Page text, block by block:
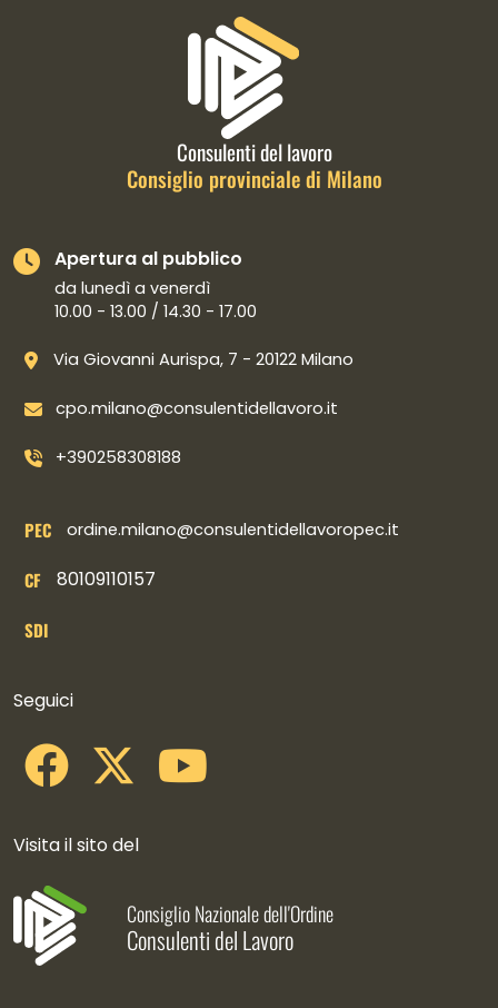
Informazioni di contatto e link
Consulenti del lavoro
Consiglio provinciale di Milano
Apertura al pubblico
da lunedì a venerdì
10.00 - 13.00 / 14.30 - 17.00
Via Giovanni Aurispa, 7 - 20122 Milano
cpo.milano@consulentidellavoro.it
+390258308188
PEC ordine.milano@consulentidellavoropec.it
CF 80109110157
SDI
Seguici
Visita il sito del
Consiglio Nazionale dell'Ordine
Consulenti del Lavoro